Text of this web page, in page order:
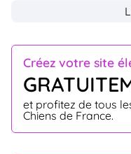
Créez votre site
et profitez de tous
Chiens de France.